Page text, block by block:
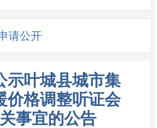
请公开
示叶城县城市集
价格调整听证会
事宜的公告